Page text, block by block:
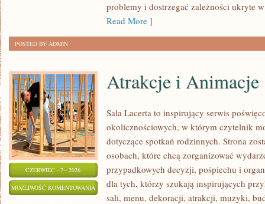
problemy i dostrzegać zależności ukryte
Read More ]
POSTED BY ADMIN
CZERWIEC - 7 - 2026
MOŻLIWOŚĆ KOMENTOWANIA ATRAKCJE
Atrakcje i Animacje
Sala Lacerta to inspirujący serwis
okolicznościowych, w którym czytelnik
dotyczące spotkań rodzinnych. Strona
osobach, które chcą zorganizować
przypadkowych decyzji, pośpiechu i
dla tych, którzy szukają inspirujących
sali, menu, dekoracji, atrakcji, muzyki,